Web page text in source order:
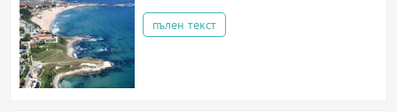
пълен текст